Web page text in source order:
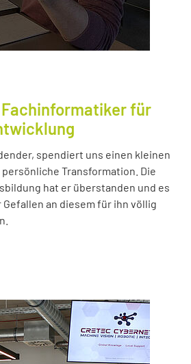
Fachinformatiker für
spendiert uns einen kleinen
Transformation. Die
hat er überstanden und es
an diesem für ihn völlig